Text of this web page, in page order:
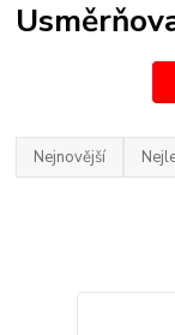
Nejnovější